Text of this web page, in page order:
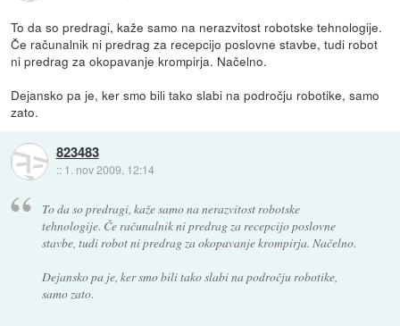
To da so predragi, kaže samo na nerazvitost robotske tehnologije.
Če računalnik ni predrag za recepcijo poslovne stavbe, tudi robot
ni predrag za okopavanje krompirja. Načelno.
Dejansko pa je, ker smo bili tako slabi na področju robotike, samo
zato.
823483
:: 1. nov 2009, 12:14
To da so predragi, kaže samo na nerazvitost robotske
tehnologije. Če računalnik ni predrag za recepcijo poslovne
stavbe, tudi robot ni predrag za okopavanje krompirja. Načelno.
Dejansko pa je, ker smo bili tako slabi na področju robotike,
samo zato.